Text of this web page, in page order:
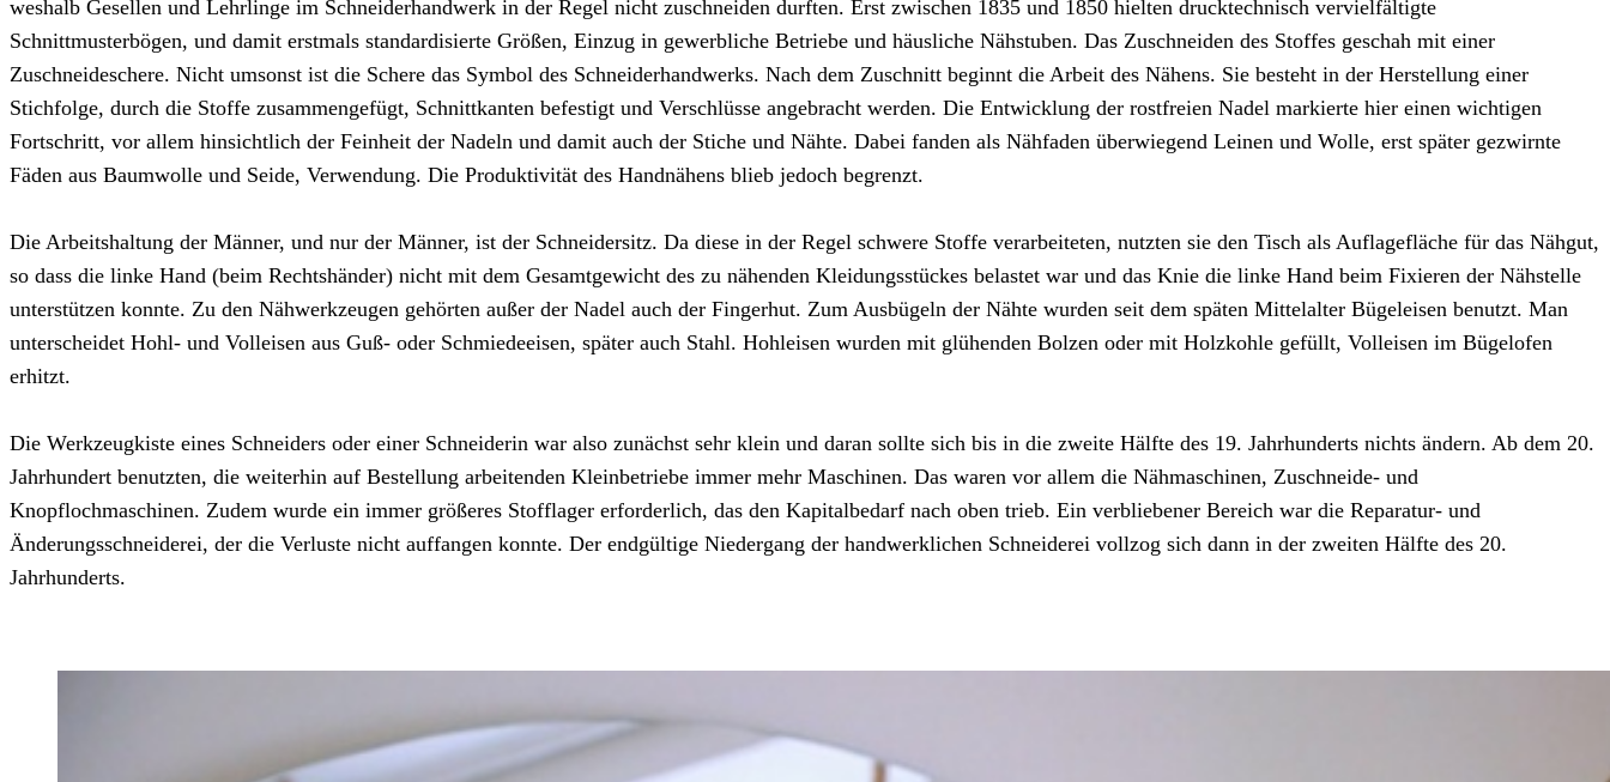
weshalb Gesellen und Lehrlinge im Schneiderhandwerk in der Regel nicht zuschneiden durften. Erst zwischen 1835 und 1850 hielten drucktechnisch vervielfältigte
Schnittmusterbögen, und damit erstmals standardisierte Größen, Einzug in gewerbliche Betriebe und häusliche Nähstuben. Das Zuschneiden des Stoffes geschah mit einer
Zuschneideschere. Nicht umsonst ist die Schere das Symbol des Schneiderhandwerks. Nach dem Zuschnitt beginnt die Arbeit des Nähens. Sie besteht in der Herstellung einer
Stichfolge, durch die Stoffe zusammengefügt, Schnittkanten befestigt und Verschlüsse angebracht werden. Die Entwicklung der rostfreien Nadel markierte hier einen wichtigen
Fortschritt, vor allem hinsichtlich der Feinheit der Nadeln und damit auch der Stiche und Nähte. Dabei fanden als Nähfaden überwiegend Leinen und Wolle, erst später gezwirnte
Fäden aus Baumwolle und Seide, Verwendung. Die Produktivität des Handnähens blieb jedoch begrenzt.
Die Arbeitshaltung der Männer, und nur der Männer, ist der Schneidersitz. Da diese in der Regel schwere Stoffe verarbeiteten, nutzten sie den Tisch als Auflagefläche für das Nähgut,
so dass die linke Hand (beim Rechtshänder) nicht mit dem Gesamtgewicht des zu nähenden Kleidungsstückes belastet war und das Knie die linke Hand beim Fixieren der Nähstelle
unterstützen konnte. Zu den Nähwerkzeugen gehörten außer der Nadel auch der Fingerhut. Zum Ausbügeln der Nähte wurden seit dem späten Mittelalter Bügeleisen benutzt. Man
unterscheidet Hohl- und Volleisen aus Guß- oder Schmiedeeisen, später auch Stahl. Hohleisen wurden mit glühenden Bolzen oder mit Holzkohle gefüllt, Volleisen im Bügelofen
erhitzt.
Die Werkzeugkiste eines Schneiders oder einer Schneiderin war also zunächst sehr klein und daran sollte sich bis in die zweite Hälfte des 19. Jahrhunderts nichts ändern. Ab dem 20.
Jahrhundert benutzten, die weiterhin auf Bestellung arbeitenden Kleinbetriebe immer mehr Maschinen. Das waren vor allem die Nähmaschinen, Zuschneide- und
Knopflochmaschinen. Zudem wurde ein immer größeres Stofflager erforderlich, das den Kapitalbedarf nach oben trieb. Ein verbliebener Bereich war die Reparatur- und
Änderungsschneiderei, der die Verluste nicht auffangen konnte. Der endgültige Niedergang der handwerklichen Schneiderei vollzog sich dann in der zweiten Hälfte des 20.
Jahrhunderts.